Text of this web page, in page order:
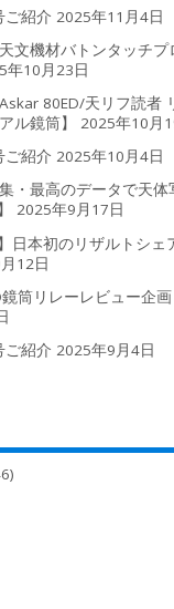
ご紹介 2025年11月4日
文機材バトンタッチ
年10月23日
80ED/天リフ読者
ル鏡筒】
2025年10月
ご紹介 2025年10月4日
・最高のデータで天体
2025年9月17日
日本初のリザルトシ
12日
鏡筒リレーレビュー企
ご紹介 2025年9月4日